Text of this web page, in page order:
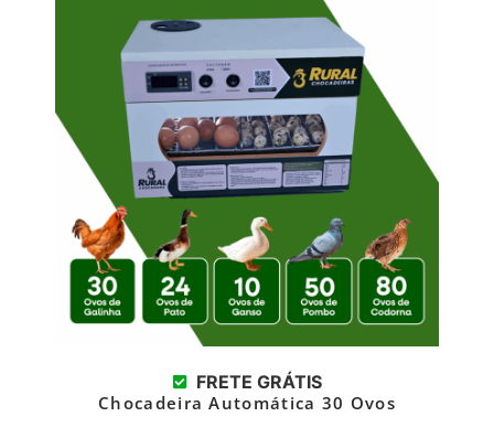
FRETE GRÁTIS
Chocadeira Automática 30 Ovos